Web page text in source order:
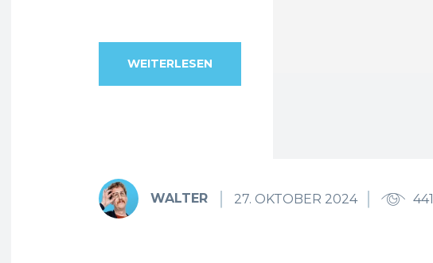
WEITERLESEN
WALTER 27. OKTOBER 2024 441